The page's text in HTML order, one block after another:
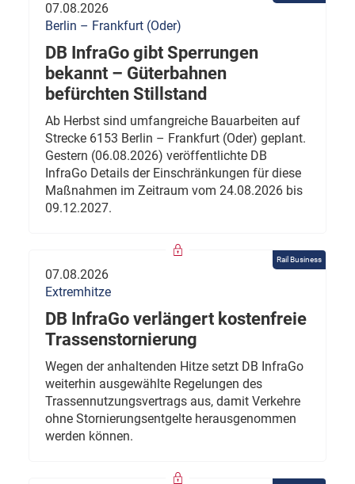
07.08.2026
Berlin – Frankfurt (Oder)
DB InfraGo gibt Sperrungen
bekannt – Güterbahnen
befürchten Stillstand
Ab Herbst sind umfangreiche Bauarbeiten auf
Strecke 6153 Berlin – Frankfurt (Oder) geplant.
Gestern (06.08.2026) veröffentlichte DB
InfraGo Details der Einschränkungen für diese
Maßnahmen im Zeitraum vom 24.08.2026 bis
09.12.2027.
Rail Business
07.08.2026
Extremhitze
DB InfraGo verlängert kostenfreie
Trassenstornierung
Wegen der anhaltenden Hitze setzt DB InfraGo
weiterhin ausgewählte Regelungen des
Trassennutzungsvertrags aus, damit Verkehre
ohne Stornierungsentgelte herausgenommen
werden können.